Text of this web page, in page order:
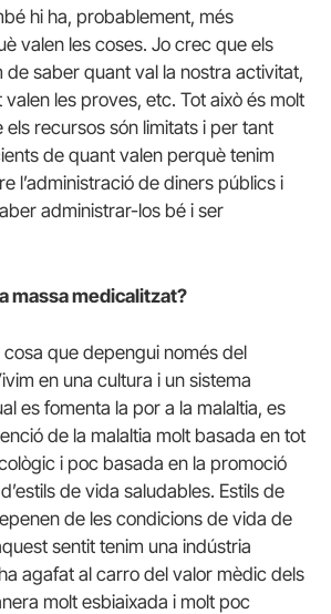
hi ha, probablement, més
valen les coses. Jo crec que els
de saber quant val la nostra activitat,
les proves, etc. Tot això és molt
recursos són limitats i per tant
de quant valen perquè tenim
l’administració de diners públics i
administrar-los bé i ser
massa medicalitzat?
cosa que depengui només del
en una cultura i un sistema
es fomenta la por a la malaltia, es
de la malaltia molt basada en tot
i poc basada en la promoció
de vida saludables. Estils de
de les condicions de vida de
sentit tenim una indústria
agafat al carro del valor mèdic dels
molt esbiaixada i molt poc